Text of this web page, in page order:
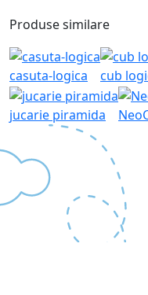
Produse similare
casuta-logica cub
jucarie piramida